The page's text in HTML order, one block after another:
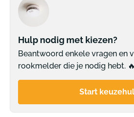
Hulp nodig met kiezen?
Beantwoord enkele vragen en
rookmelder die je nodig hebt. 🔥
Start